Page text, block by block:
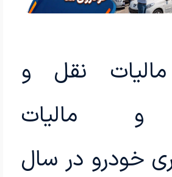
نقل و
و مالیات
خودرو در سال